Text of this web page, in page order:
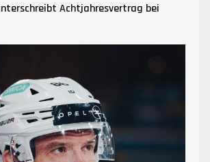
Achtjahresvertrag bei